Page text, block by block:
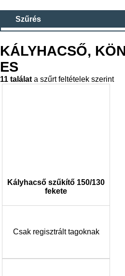
ZOMÁNCOZOTT FÜSTCSŐ,
KÁLYHA ÉS KANDALLÓ
KÁLYHACSŐ,
ES
11 találat a szűrt feltételek szerint
Kályhacső szűkítő 150/130
fekete
Csak regisztrált tagoknak